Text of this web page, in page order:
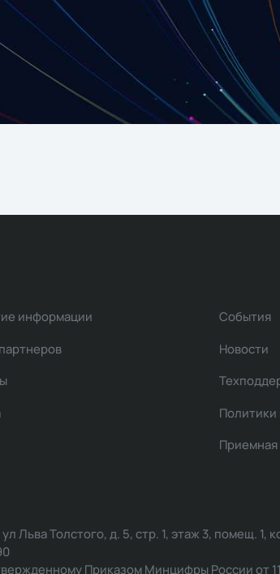
информации
События
Новости
Льва Толстого, д. 5, стр. 1, этаж 3, помещ. 1,
Приказом Минцифры России от